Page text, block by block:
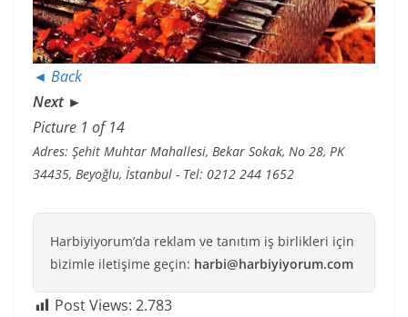
◄ Back
Next ►
Picture 1 of 14
Adres: Şehit Muhtar Mahallesi, Bekar Sokak, No 28, PK
34435, Beyoğlu, İstanbul - Tel: 0212 244 1652
Harbiyiyorum’da reklam ve tanıtım iş birlikleri için
bizimle iletişime geçin: harbi@harbiyiyorum.com
Post Views: 2.783